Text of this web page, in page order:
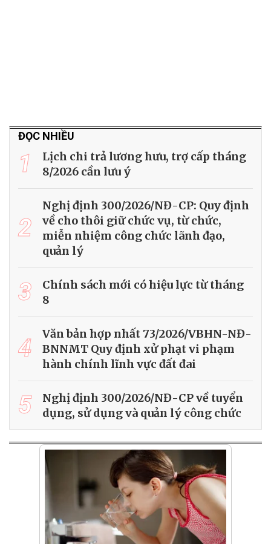
ĐỌC NHIỀU
1
Lịch chi trả lương hưu, trợ cấp tháng
8/2026 cần lưu ý
2
Nghị định 300/2026/NĐ-CP: Quy định
về cho thôi giữ chức vụ, từ chức,
miễn nhiệm công chức lãnh đạo,
quản lý
3
Chính sách mới có hiệu lực từ tháng
8
4
Văn bản hợp nhất 73/2026/VBHN-NĐ-
BNNMT Quy định xử phạt vi phạm
hành chính lĩnh vực đất đai
5
Nghị định 300/2026/NĐ-CP về tuyển
dụng, sử dụng và quản lý công chức